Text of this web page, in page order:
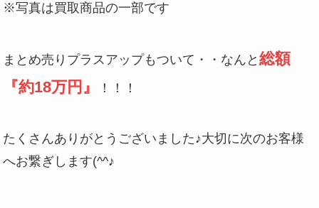
※写真は買取商品の一部です
まとめ売りプラスアップもついて・・なんと総額
『約18万円』
！！！
たくさんありがとうございました♪大切に次のお客様
へお繋ぎします(^^♪